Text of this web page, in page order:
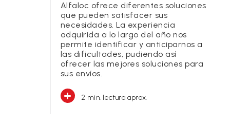
Alfaloc ofrece diferentes soluciones
que pueden satisfacer sus
necesidades. La experiencia
adquirida a lo largo del año nos
permite identificar y anticiparnos a
las dificultades, pudiendo así
ofrecer las mejores soluciones para
sus envíos.
2 min. lectura aprox.